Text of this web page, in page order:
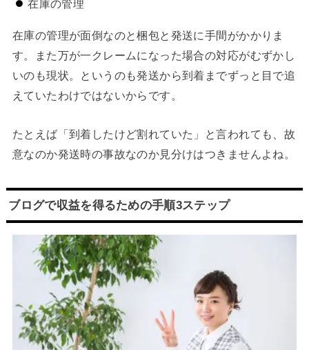
在庫の管理
在庫の管理が面倒なのと梱包と発送に手間がかかりま
す。また万が一クレームになった場合の対応がむずかし
いのも現状。というのも発送から到着までずっと目で追
えていたわけではないからです。
たとえば「到着したけど割れていた」と言われても、故
意なのか発送時の事故なのか見分けはつきませんよね。
ブログで収益を得るための手順3ステップ